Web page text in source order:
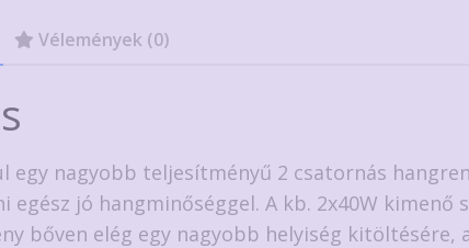
Vélemények (0)
egy nagyobb teljesítményű 2 csatornás
egész jó hangminőséggel. A kb. 2x40W kimenő
bőven elég egy nagyobb helyiség kitöltésére,